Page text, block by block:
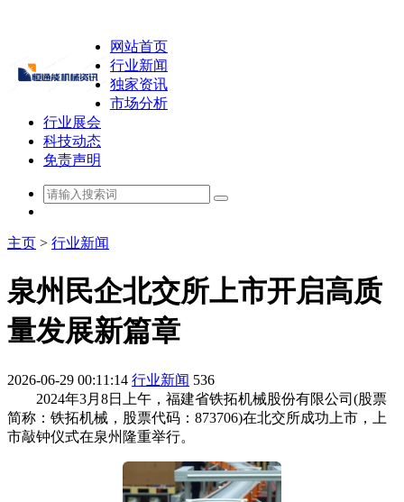
网站首页
行业新闻
独家资讯
市场分析
行业展会
科技动态
免责声明
主页 > 行业新闻
泉州民企北交所上市开启高质
量发展新篇章
2026-06-29 00:11:14 行业新闻 536
2024年3月8日上午，福建省铁拓机械股份有限公司(股票
简称：铁拓机械，股票代码：873706)在北交所成功上市，上
市敲钟仪式在泉州隆重举行。